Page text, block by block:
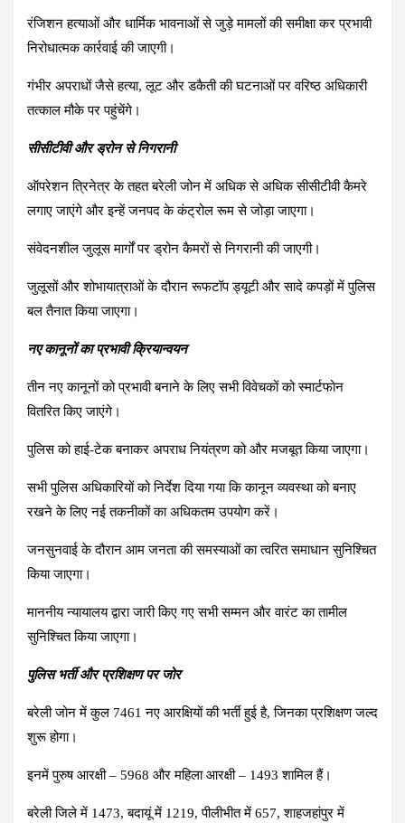
रंजिशन हत्याओं और धार्मिक भावनाओं से जुड़े मामलों की समीक्षा कर प्रभावी
निरोधात्मक कार्रवाई की जाएगी।
गंभीर अपराधों जैसे हत्या, लूट और डकैती की घटनाओं पर वरिष्ठ अधिकारी
तत्काल मौके पर पहुंचेंगे।
सीसीटीवी और ड्रोन से निगरानी
ऑपरेशन त्रिनेत्र के तहत बरेली जोन में अधिक से अधिक सीसीटीवी कैमरे
लगाए जाएंगे और इन्हें जनपद के कंट्रोल रूम से जोड़ा जाएगा।
संवेदनशील जुलूस मार्गों पर ड्रोन कैमरों से निगरानी की जाएगी।
जुलूसों और शोभायात्राओं के दौरान रूफटॉप ड्यूटी और सादे कपड़ों में पुलिस
बल तैनात किया जाएगा।
नए कानूनों का प्रभावी क्रियान्वयन
तीन नए कानूनों को प्रभावी बनाने के लिए सभी विवेचकों को स्मार्टफोन
वितरित किए जाएंगे।
पुलिस को हाई-टेक बनाकर अपराध नियंत्रण को और मजबूत किया जाएगा।
सभी पुलिस अधिकारियों को निर्देश दिया गया कि कानून व्यवस्था को बनाए
रखने के लिए नई तकनीकों का अधिकतम उपयोग करें।
जनसुनवाई के दौरान आम जनता की समस्याओं का त्वरित समाधान सुनिश्चित
किया जाएगा।
माननीय न्यायालय द्वारा जारी किए गए सभी सम्मन और वारंट का तामील
सुनिश्चित किया जाएगा।
पुलिस भर्ती और प्रशिक्षण पर जोर
बरेली जोन में कुल 7461 नए आरक्षियों की भर्ती हुई है, जिनका प्रशिक्षण जल्द
शुरू होगा।
इनमें पुरुष आरक्षी – 5968 और महिला आरक्षी – 1493 शामिल हैं।
बरेली जिले में 1473, बदायूं में 1219, पीलीभीत में 657, शाहजहांपुर में